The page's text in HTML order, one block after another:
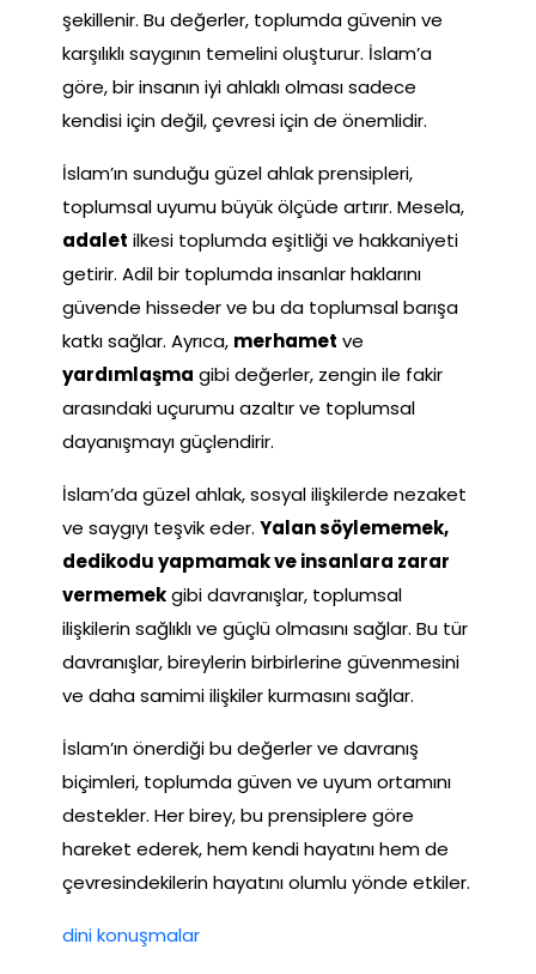
şekillenir. Bu değerler, toplumda güvenin ve
karşılıklı saygının temelini oluşturur. İslam’a
göre, bir insanın iyi ahlaklı olması sadece
kendisi için değil, çevresi için de önemlidir.
İslam’ın sunduğu güzel ahlak prensipleri,
toplumsal uyumu büyük ölçüde artırır. Mesela,
adalet ilkesi toplumda eşitliği ve hakkaniyeti
getirir. Adil bir toplumda insanlar haklarını
güvende hisseder ve bu da toplumsal barışa
katkı sağlar. Ayrıca, merhamet ve
yardımlaşma gibi değerler, zengin ile fakir
arasındaki uçurumu azaltır ve toplumsal
dayanışmayı güçlendirir.
İslam’da güzel ahlak, sosyal ilişkilerde nezaket
ve saygıyı teşvik eder. Yalan söylememek,
dedikodu yapmamak ve insanlara zarar
vermemekgibi davranışlar, toplumsal
ilişkilerin sağlıklı ve güçlü olmasını sağlar. Bu tür
davranışlar, bireylerin birbirlerine güvenmesini
ve daha samimi ilişkiler kurmasını sağlar.
İslam’ın önerdiği bu değerler ve davranış
biçimleri, toplumda güven ve uyum ortamını
destekler. Her birey, bu prensiplere göre
hareket ederek, hem kendi hayatını hem de
çevresindekilerin hayatını olumlu yönde etkiler.
dini konuşmalar